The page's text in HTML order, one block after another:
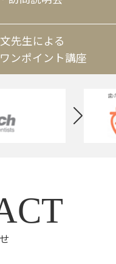
先生による
ンポイント講座